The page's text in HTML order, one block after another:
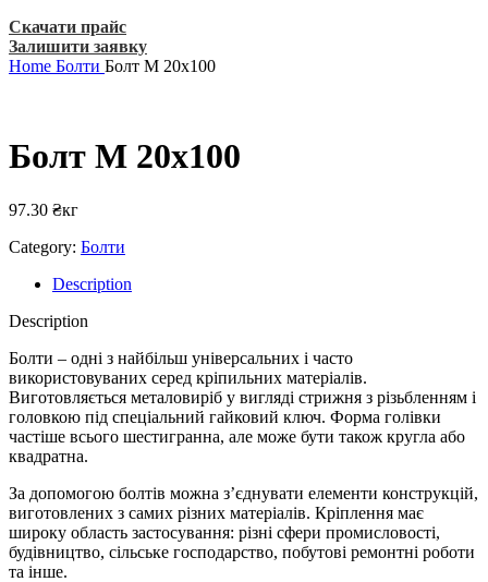
Скачати прайс
Залишити заявку
Home Болти Болт М 20х100
Болт М 20х100
97.30 ₴кг
Category: Болти
Description
Description
Болти – одні з найбільш універсальних і часто
використовуваних серед кріпильних матеріалів.
Виготовляється металовиріб у вигляді стрижня з різьбленням і
головкою під спеціальний гайковий ключ. Форма голівки
частіше всього шестигранна, але може бути також кругла або
квадратна.
За допомогою болтів можна з’єднувати елементи конструкцій,
виготовлених з самих різних матеріалів. Кріплення має
широку область застосування: різні сфери промисловості,
будівництво, сільське господарство, побутові ремонтні роботи
та інше.